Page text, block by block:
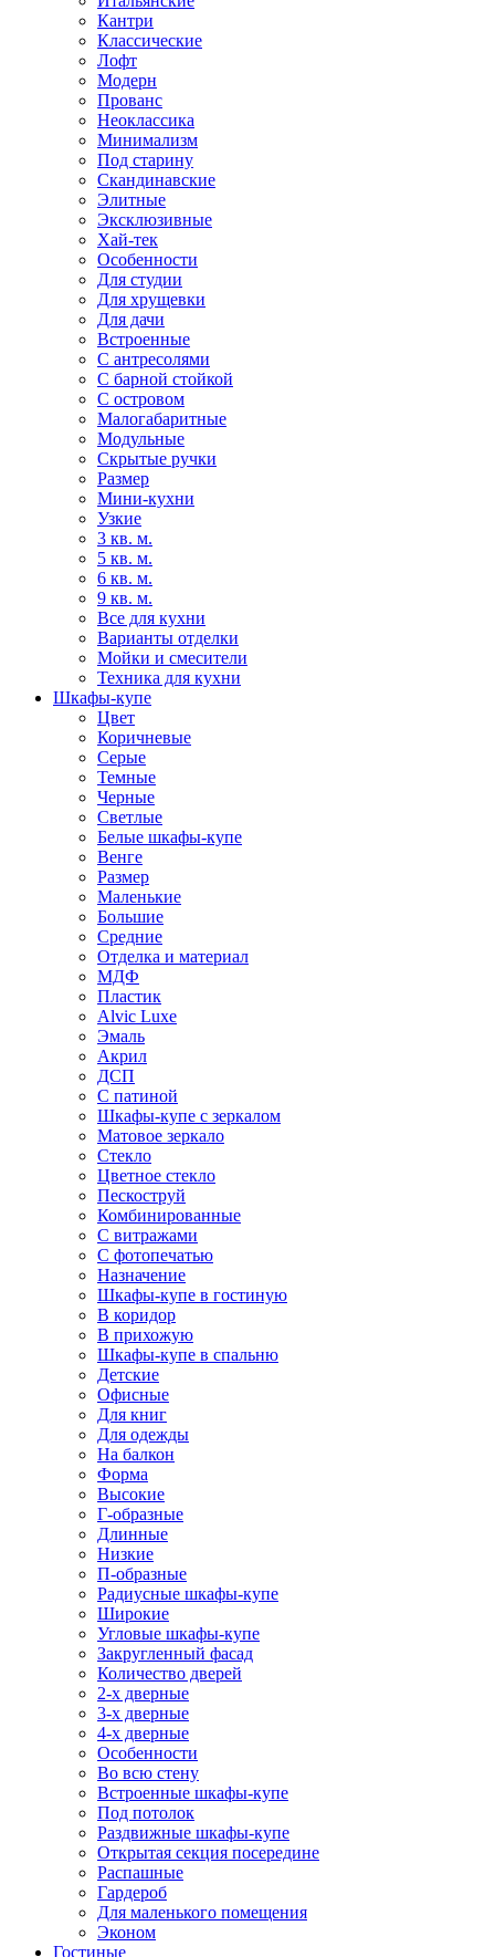
Кантри
Классические
Лофт
Модерн
Прованс
Неоклассика
Минимализм
Под старину
Скандинавские
Элитные
Эксклюзивные
Хай-тек
Особенности
Для студии
Для хрущевки
Для дачи
Встроенные
С антресолями
С барной стойкой
С островом
Малогабаритные
Модульные
Скрытые ручки
Размер
Мини-кухни
Узкие
3 кв. м.
5 кв. м.
6 кв. м.
9 кв. м.
Все для кухни
Варианты отделки
Мойки и смесители
Техника для кухни
Шкафы-купе
Цвет
Коричневые
Серые
Темные
Черные
Светлые
Белые шкафы-купе
Венге
Размер
Маленькие
Большие
Средние
Отделка и материал
МДФ
Пластик
Alvic Luxe
Эмаль
Акрил
ДСП
С патиной
Шкафы-купе с зеркалом
Матовое зеркало
Стекло
Цветное стекло
Пескоструй
Комбинированные
С витражами
С фотопечатью
Назначение
Шкафы-купе в гостиную
В коридор
В прихожую
Шкафы-купе в спальню
Детские
Офисные
Для книг
Для одежды
На балкон
Форма
Высокие
Г-образные
Длинные
Низкие
П-образные
Радиусные шкафы-купе
Широкие
Угловые шкафы-купе
Закругленный фасад
Количество дверей
2-х дверные
3-х дверные
4-х дверные
Особенности
Во всю стену
Встроенные шкафы-купе
Под потолок
Раздвижные шкафы-купе
Открытая секция посередине
Распашные
Гардероб
Для маленького помещения
Эконом
Гостиные